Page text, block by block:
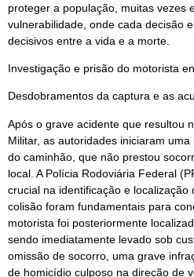
proteger a população, muitas vezes
vulnerabilidade, onde cada decisão
decisivos entre a vida e a morte.
Investigação e prisão do motorista
Desdobramentos da captura e as
Após o grave acidente que resultou
Militar, as autoridades iniciaram
do caminhão, que não prestou
local. A Polícia Rodoviária Federal
crucial na identificação e
colisão foram fundamentais para
motorista foi posteriormente
sendo imediatamente levado sob
omissão de socorro, uma grave
de homicídio culposo na direção de